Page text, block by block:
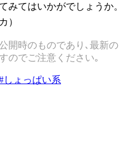
みてはいかがでしょうか。
）
開時のものであり､最新の
のでご注意ください｡
しょっぱい系